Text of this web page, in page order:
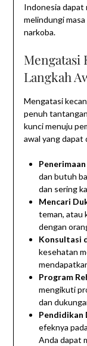
Indonesia dapat
melindungi
narkoba.
Mengatasi
Langkah
Mengatasi
penuh
kunci menuju
awal yang dapat
dan butuh
dan sering
Mencari
teman, atau
dengan
Konsultasi
kesehatan
Program
mengikuti
dan
Pendidikan
efeknya
Anda dapat